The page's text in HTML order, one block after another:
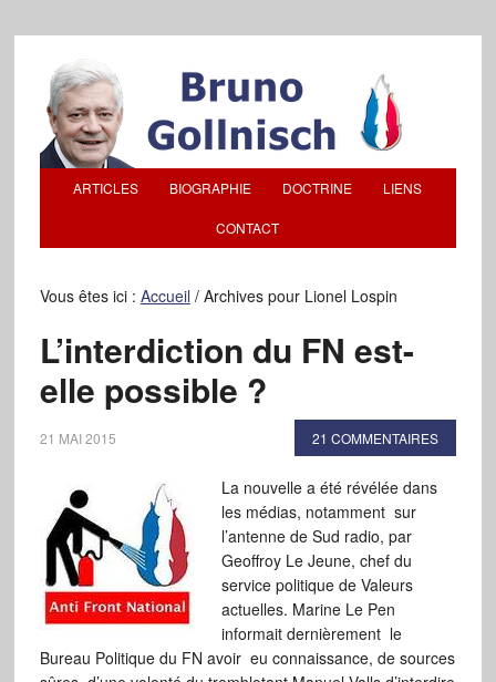
ARTICLES BIOGRAPHIE DOCTRINE LIENS
CONTACT
Vous êtes ici : Accueil /Archives pour Lionel Lospin
L’interdiction du FN est-
elle possible ?
21 MAI 2015 21 COMMENTAIRES
La nouvelle a été révélée dans
les médias, notamment sur
l’antenne de Sud radio, par
Geoffroy Le Jeune, chef du
service politique de Valeurs
actuelles. Marine Le Pen
informait dernièrement le
Bureau Politique du FN avoir eu connaissance, de sources